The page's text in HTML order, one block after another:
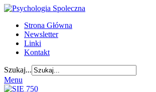
Strona Główna
Newsletter
Linki
Kontakt
Szukaj...
Menu